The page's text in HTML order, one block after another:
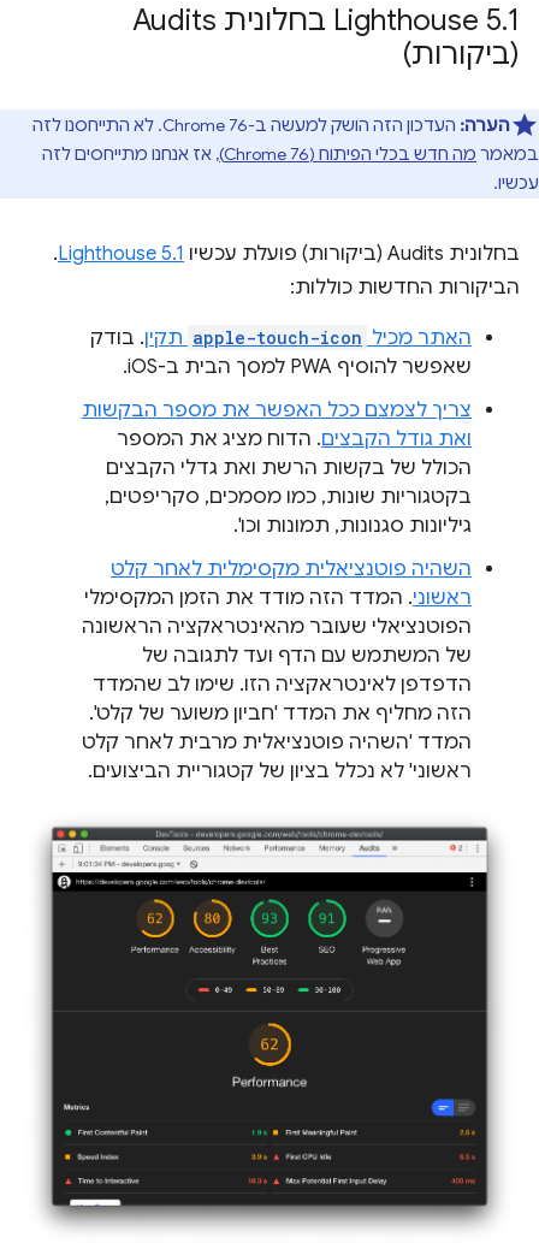
‫Lighthouse 5.
1 בחלונית Audits
(ביקורות)
הערה:
העדכון הזה הושק למעשה ב-Chrome 76. לא התייחסנו לזה
במאמר מה חדש בכלי הפיתוח (Chrome 76)
, אז אנחנו מתייחסים לזה
עכשיו.
בחלונית Audits (ביקורות) פועלת עכשיו Lighthouse 5.1
.
הביקורות החדשות כוללות:
האתר מכיל apple-touch-icon תקין. בודק
שאפשר להוסיף PWA למסך הבית ב-iOS.
צריך לצמצם ככל האפשר את מספר הבקשות
ואת גודל הקבצים. הדוח מציג את המספר
הכולל של בקשות הרשת ואת גדלי הקבצים
בקטגוריות שונות, כמו מסמכים, סקריפטים,
גיליונות סגנונות, תמונות וכו'.
השהיה פוטנציאלית מקסימלית לאחר קלט
ראשוני. המדד הזה מודד את הזמן המקסימלי
הפוטנציאלי שעובר מהאינטראקציה הראשונה
של המשתמש עם הדף ועד לתגובה של
הדפדפן לאינטראקציה הזו. שימו לב שהמדד
הזה מחליף את המדד 'חביון משוער של קלט'.
המדד 'השהיה פוטנציאלית מרבית לאחר קלט
ראשוני' לא נכלל בציון של קטגוריית הביצועים.